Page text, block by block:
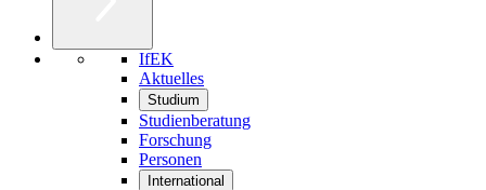
IfEK
Aktuelles
Studium
Studienberatung
Forschung
Personen
International